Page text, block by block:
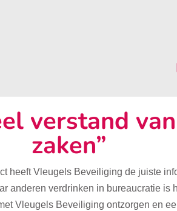
verstand van
zaken”
heeft Vleugels Beveiliging de juiste
anderen verdrinken in bureaucratie is
Vleugels Beveiliging ontzorgen en